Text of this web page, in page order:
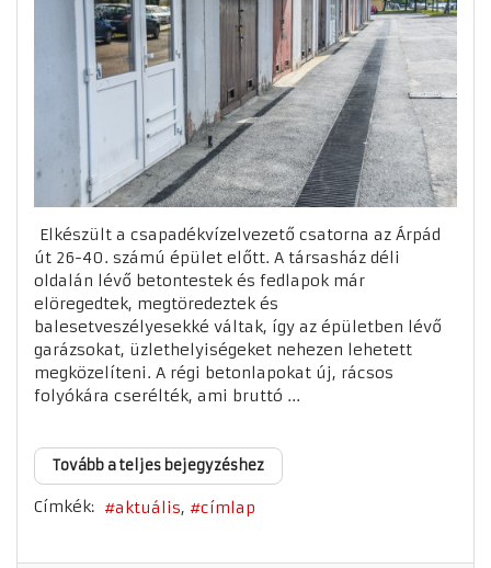
Elkészült a csapadékvízelvezető csatorna az Árpád
út 26-40. számú épület előtt. A társasház déli
oldalán lévő betontestek és fedlapok már
elöregedtek, megtöredeztek és
balesetveszélyesekké váltak, így az épületben lévő
garázsokat, üzlethelyiségeket nehezen lehetett
megközelíteni. A régi betonlapokat új, rácsos
folyókára cserélték, ami bruttó ...
Tovább a teljes bejegyzéshez
Címkék: aktuális címlap